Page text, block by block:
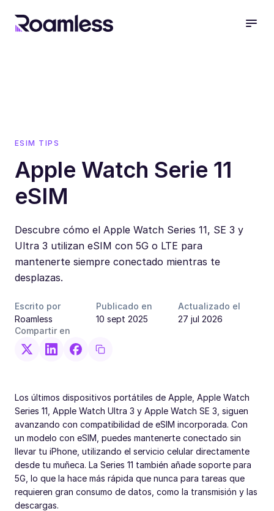
ESIM TIPS
Apple Watch Serie 11
eSIM
Descubre cómo el Apple Watch Series 11, SE 3 y
Ultra 3 utilizan eSIM con 5G o LTE para
mantenerte siempre conectado mientras te
desplazas.
Escrito por
Roamless
Publicado en
10 sept 2025
Actualizado el
27 jul 2026
Compartir en
Los últimos dispositivos portátiles de Apple, Apple Watch
Series 11, Apple Watch Ultra 3 y Apple Watch SE 3, siguen
avanzando con compatibilidad de eSIM incorporada. Con
un modelo con eSIM, puedes mantenerte conectado sin
llevar tu iPhone, utilizando el servicio celular directamente
desde tu muñeca. La Series 11 también añade soporte para
5G, lo que la hace más rápida que nunca para tareas que
requieren gran consumo de datos, como la transmisión y las
descargas.